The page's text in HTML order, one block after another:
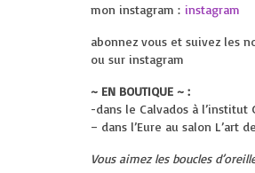
mon instagram : instagram
abonnez vous et suivez les
ou sur instagram
~ EN BOUTIQUE ~ :
-dans le Calvados à l’institut
– dans l’Eure au salon L’art
Vous aimez les boucles